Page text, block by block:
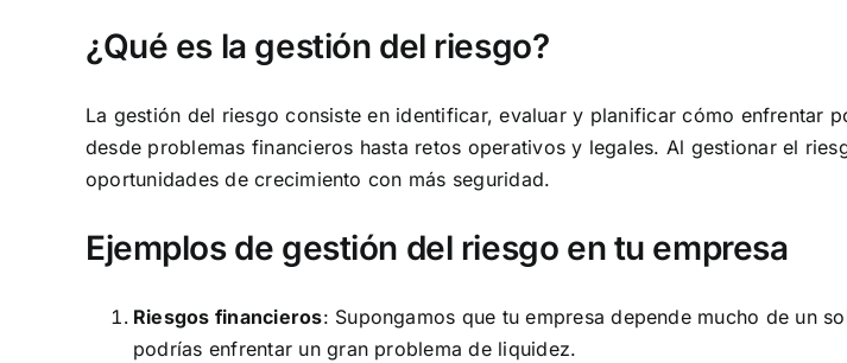
¿Qué es la gestión del riesgo?
La gestión del riesgo consiste en identificar, evaluar y planificar cómo enfrentar
desde problemas financieros hasta retos operativos y legales. Al gestionar el
oportunidades de crecimiento con más seguridad.
Ejemplos de gestión del riesgo en tu empresa
Riesgos financieros: Supongamos que tu empresa depende mucho de un
podrías enfrentar un gran problema de liquidez.